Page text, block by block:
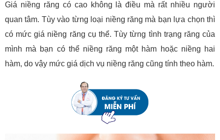
Giá niềng răng có cao không là điều mà rất nhiều người
quan tâm. Tùy vào từng loại niềng răng mà bạn lựa chọn thì
có mức giá niềng răng cụ thể. Tùy từng tình trạng răng của
mình mà bạn có thể niềng răng một hàm hoặc niềng hai
hàm, do vậy mức giá dịch vụ niềng răng cũng tính theo hàm.